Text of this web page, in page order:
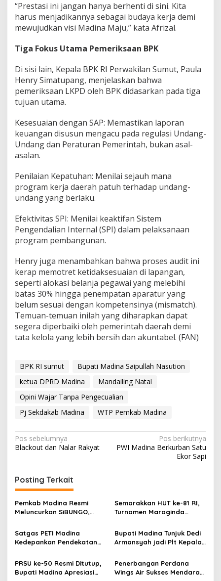
“Prestasi ini jangan hanya berhenti di sini. Kita
harus menjadikannya sebagai budaya kerja demi
mewujudkan visi Madina Maju,” kata Afrizal.
Tiga Fokus Utama Pemeriksaan BPK
Di sisi lain, Kepala BPK RI Perwakilan Sumut, Paula
Henry Simatupang, menjelaskan bahwa
pemeriksaan LKPD oleh BPK didasarkan pada tiga
tujuan utama.
Kesesuaian dengan SAP: Memastikan laporan
keuangan disusun mengacu pada regulasi Undang-
Undang dan Peraturan Pemerintah, bukan asal-
asalan.
Penilaian Kepatuhan: Menilai sejauh mana
program kerja daerah patuh terhadap undang-
undang yang berlaku.
Efektivitas SPI: Menilai keaktifan Sistem
Pengendalian Internal (SPI) dalam pelaksanaan
program pembangunan.
Henry juga menambahkan bahwa proses audit ini
kerap memotret ketidaksesuaian di lapangan,
seperti alokasi belanja pegawai yang melebihi
batas 30% hingga penempatan aparatur yang
belum sesuai dengan kompetensinya (mismatch).
Temuan-temuan inilah yang diharapkan dapat
segera diperbaiki oleh pemerintah daerah demi
tata kelola yang lebih bersih dan akuntabel. (FAN)
BPK RI sumut
Bupati Madina Saipullah Nasution
ketua DPRD Madina
Mandailing Natal
Opini Wajar Tanpa Pengecualian
Pj Sekdakab Madina
WTP Pemkab Madina
Navigasi
pos
Pos sebelumnya
Blackout dan Nalar Rakyat
Pos berikutnya
PWI Madina Berkurban Satu
Ekor Sapi
Posting Terkait
Pemkab Madina Resmi
Meluncurkan SiBUNGO,
Berbasis Geospasial
Semarakkan HUT ke-81 RI,
Turnamen Maraginda
Dimulai
Satgas PETI Madina
Kedepankan Pendekatan
Tegas Tambang Ilegal
Bupati Madina Tunjuk Dedi
Armansyah jadi Plt Kepala
Lubis
PRSU ke-50 Resmi Ditutup,
Bupati Madina Apresiasi
Penerbangan Perdana
Wings Air Sukses Mendarat